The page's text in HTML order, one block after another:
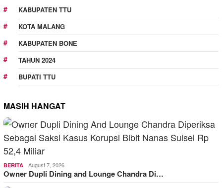
KABUPATEN TTU
KOTA MALANG
KABUPATEN BONE
TAHUN 2024
BUPATI TTU
MASIH HANGAT
BERITA August 7, 2026
Owner Dupli Dining and Lounge Chandra Di…